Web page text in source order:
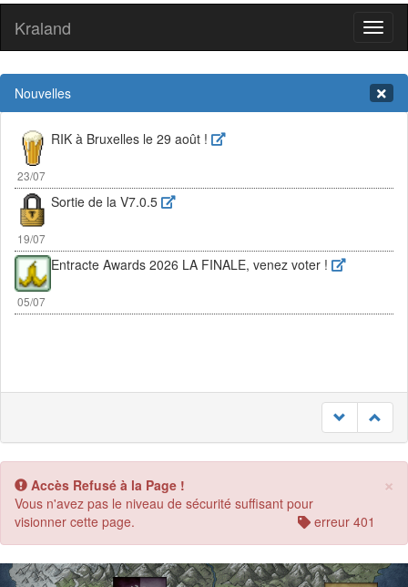
Kraland
Nouvelles
23/07
RIK à Bruxelles le 29 août !
19/07
Sortie de la V7.0.5
05/07
Entracte Awards 2026 LA FINALE, venez voter !
×
Accès Refusé à la Page !
Vous n'avez pas le niveau de sécurité suffisant pour
visionner cette page.
erreur 401
Previous